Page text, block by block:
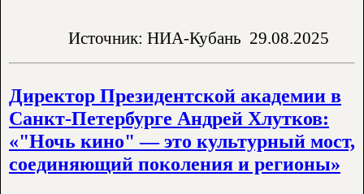
Источник: НИА-Кубань 29.08.2025
Директор Президентской академии в
Санкт-Петербурге Андрей Хлутков:
«"Ночь кино" — это культурный мост,
соединяющий поколения и регионы»